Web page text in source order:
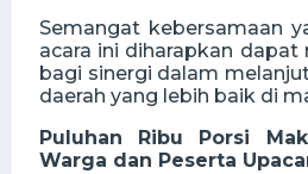
Semangat kebersamaan
acara ini diharapkan
bagi sinergi dalam
daerah yang lebih baik di
Puluhan Ribu Porsi
Warga dan Peserta